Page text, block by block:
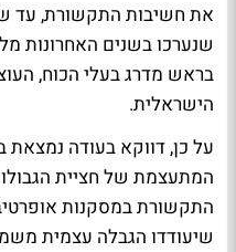
את חשיבות התקשורת, עד
שנערכו בשנים האחרונות
בראש מדרג בעלי הכוח,
הישראלית.
על כן, דווקא בעודה
המתעצמת של חציית
התקשורת במסקנות
שיעודדו הגבלה עצמית